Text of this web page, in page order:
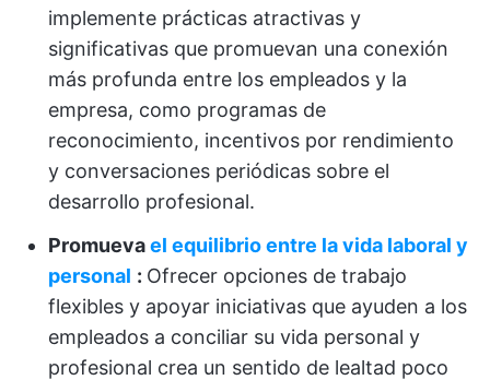
implemente prácticas atractivas y
significativas que promuevan una conexión
más profunda entre los empleados y la
empresa, como programas de
reconocimiento, incentivos por rendimiento
y conversaciones periódicas sobre el
desarrollo profesional.
Promuevael equilibrio entre la vida laboral y
personal : Ofrecer opciones de trabajo
flexibles y apoyar iniciativas que ayuden a los
empleados a conciliar su vida personal y
profesional crea un sentido de lealtad poco